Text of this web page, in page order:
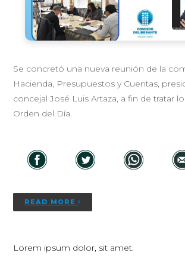
Se concretó una nueva reunión de la
Hacienda, Presupuestos y Cuentas,
concejal José Luis Artaza, a fin de tratar
Orden del Día.
READ MORE
Lorem ipsum dolor, sit amet.